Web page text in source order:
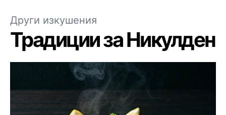
Други изкушения
Традиции за Никулден